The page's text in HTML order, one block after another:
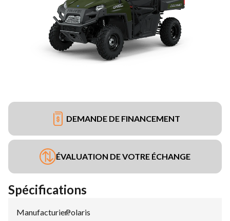
DEMANDE DE FINANCEMENT
ÉVALUATION DE VOTRE ÉCHANGE
Spécifications
Manufacturier:
Polaris